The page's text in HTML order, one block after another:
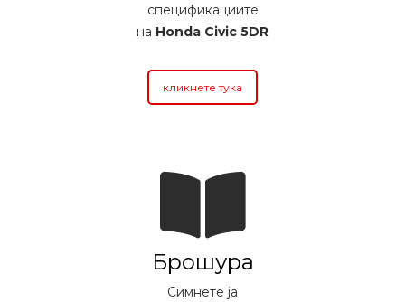
спецификациите
на Honda Civic 5DR
кликнете тука
Брошура
Симнете ја